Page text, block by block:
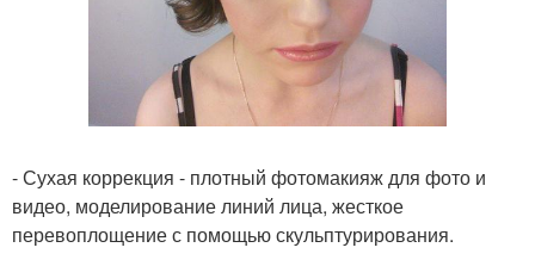
- Сухая коррекция - плотный фотомакияж для фото и
видео, моделирование линий лица, жесткое
перевоплощение с помощью скульптурирования.